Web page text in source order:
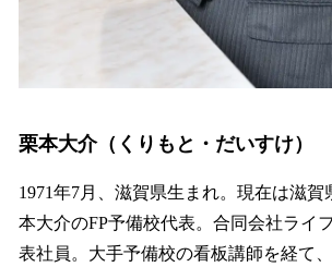
栗本大介（くりもと・だいすけ）
1971年7月、滋賀県生まれ。現在は滋賀
本大介のFP予備校代表。合同会社ライ
表社員。大手予備校の看板講師を経て